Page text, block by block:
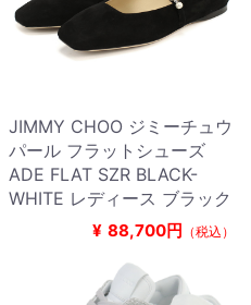
JIMMY CHOO ジミーチュウ
パール フラットシューズ
ADE FLAT SZR BLACK-
WHITE レディース ブラック
¥ 88,700円 （税込）